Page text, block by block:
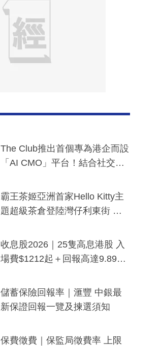
The Club推出首個專為港企而設
「AI CMO」平台！結合社交聆
分鐘生成「貼地」宣傳短片
霸王茶姬亞洲首家Hello Kitty主
題超級茶倉登陸灣仔利東街 推
y及香港限定特調系列
收息股2026｜25隻高息港股 入
場費$1212起＋回報高達9.89
儲蓄保險回報率｜滙豐 中銀最
新保證回報一覽及揀選須知
保費徵費｜保監局徵費率 上限